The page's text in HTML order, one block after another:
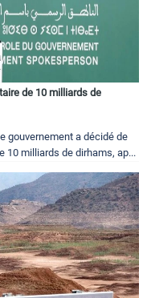
de 10 milliards de
gouvernement a décidé de
10 milliards de dirhams, ap...